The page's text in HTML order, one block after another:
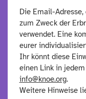
Die Email-
zum Zweck der
verwendet. Eine
eurer
Ihr könnt diese
einen Link in
info@knoe.org.
Weitere Hinweise